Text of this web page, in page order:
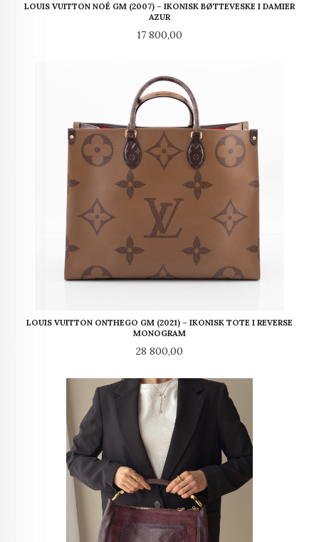
LOUIS VUITTON NOÉ GM (2007) – IKONISK BØTTEVESKE I DAMIER
AZUR
Pris
17 800,00
LOUIS VUITTON ONTHEGO GM (2021) – IKONISK TOTE I REVERSE
MONOGRAM
Pris
28 800,00